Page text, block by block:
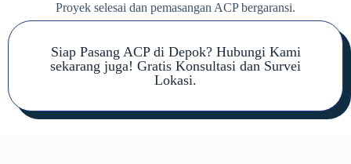
Proyek selesai dan pemasangan ACP bergaransi.
Siap Pasang ACP di Depok? Hubungi Kami
sekarang juga! Gratis Konsultasi dan Survei
Lokasi.